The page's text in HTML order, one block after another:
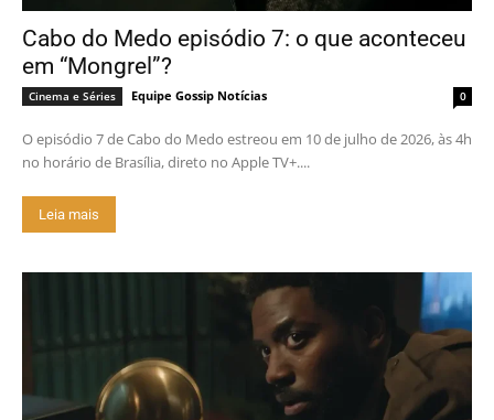
Cabo do Medo episódio 7: o que aconteceu
em “Mongrel”?
Cinema e Séries Equipe Gossip Notícias 0
O episódio 7 de Cabo do Medo estreou em 10 de julho de 2026, às 4h
no horário de Brasília, direto no Apple TV+....
Leia mais